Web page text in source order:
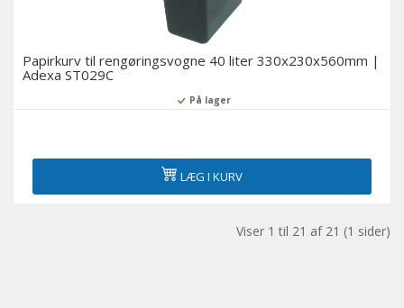
Papirkurv til rengøringsvogne 40 liter 330x230x560mm |
Adexa ST029C
På lager
LÆG I KURV
Viser 1 til 21 af 21 (1 sider)